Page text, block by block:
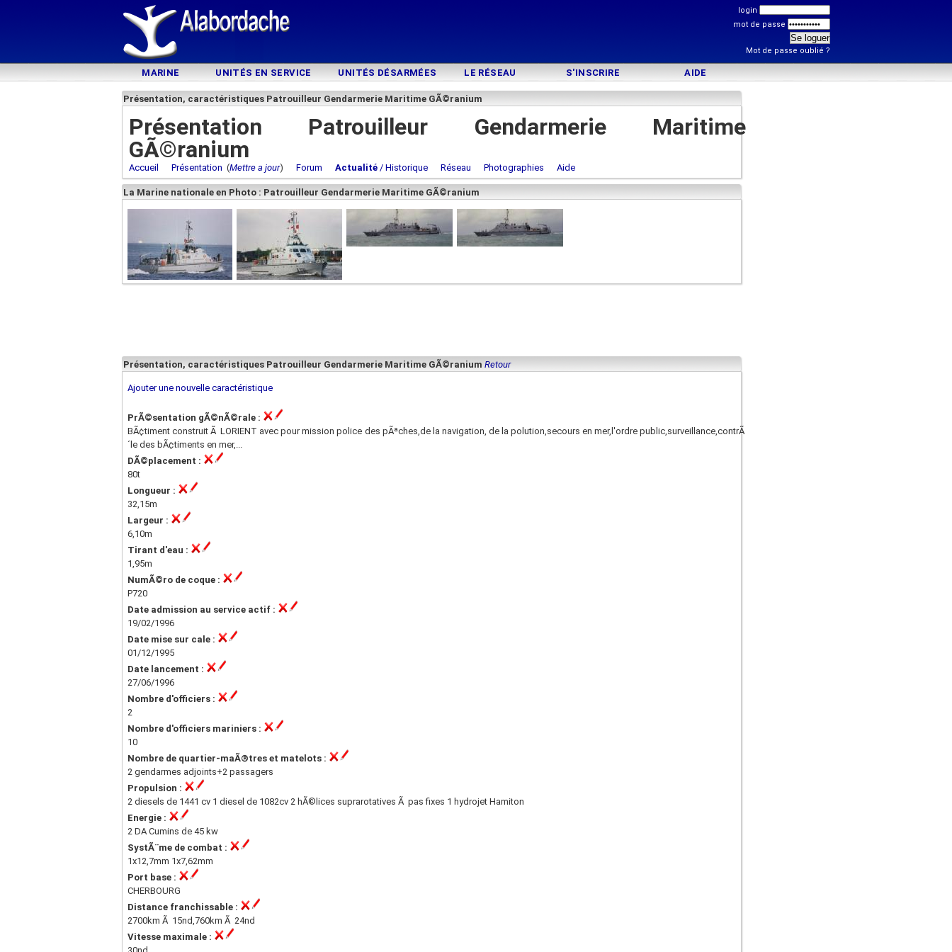
login
mot de passe
Mot de passe oublié ?
MARINE UNITÉS EN SERVICE UNITÉS DÉSARMÉES LE RÉSEAU S'INSCRIRE AIDE
Présentation, caractéristiques Patrouilleur Gendarmerie Maritime GÃ©ranium
Présentation Patrouilleur Gendarmerie Maritime
GÃ©ranium
Accueil Présentation (Mettre a jour) Forum Actualité / Historique Réseau Photographies Aide
La Marine nationale en Photo : Patrouilleur Gendarmerie Maritime GÃ©ranium
Présentation, caractéristiques Patrouilleur Gendarmerie Maritime GÃ©ranium Retour
Ajouter une nouvelle caractéristique
PrÃ©sentation gÃ©nÃ©rale :
BÃ¢timent construit Ã LORIENT avec pour mission police des pÃªches,de la navigation, de la polution,secours en mer,l'ordre public,surveillance,contrÃ
´le des bÃ¢timents en mer,...
DÃ©placement :
80t
Longueur :
32,15m
Largeur :
6,10m
Tirant d'eau :
1,95m
NumÃ©ro de coque :
P720
Date admission au service actif :
19/02/1996
Date mise sur cale :
01/12/1995
Date lancement :
27/06/1996
Nombre d'officiers :
2
Nombre d'officiers mariniers :
10
Nombre de quartier-maÃ®tres et matelots :
2 gendarmes adjoints+2 passagers
Propulsion :
2 diesels de 1441 cv 1 diesel de 1082cv 2 hÃ©lices suprarotatives Ã pas fixes 1 hydrojet Hamiton
Energie :
2 DA Cumins de 45 kw
SystÃ¨me de combat :
1x12,7mm 1x7,62mm
Port base :
CHERBOURG
Distance franchissable :
2700km Ã 15nd,760km Ã 24nd
Vitesse maximale :